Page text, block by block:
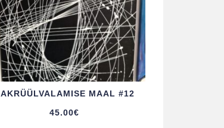
AKRÜÜL­VALAMISE MAAL #12
45.00€